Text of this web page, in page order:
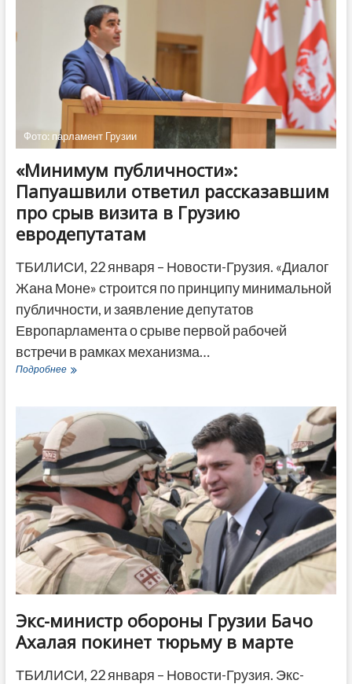
забастовку
Фото: парламент Грузии
«Минимум публичности»:
Папуашвили ответил рассказавшим
про срыв визита в Грузию
евродепутатам
ТБИЛИСИ, 22 января – Новости-Грузия. «Диалог
Жана Моне» строится по принципу минимальной
публичности, и заявление депутатов
Европарламента о срыве первой рабочей
встречи в рамках механизма…
Подробнее«Минимум
ответил
рассказавшим
про
срыв
визита
в
Грузию
евродепутатам
Экс-министр обороны Грузии Бачо
Ахалая покинет тюрьму в марте
ТБИЛИСИ, 22 января – Новости-Грузия. Экс-